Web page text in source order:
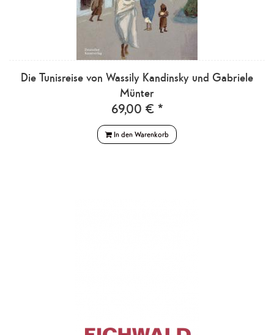
Die Tunisreise von Wassily Kandinsky und Gabriele
Münter
69,00 € *
In den Warenkorb